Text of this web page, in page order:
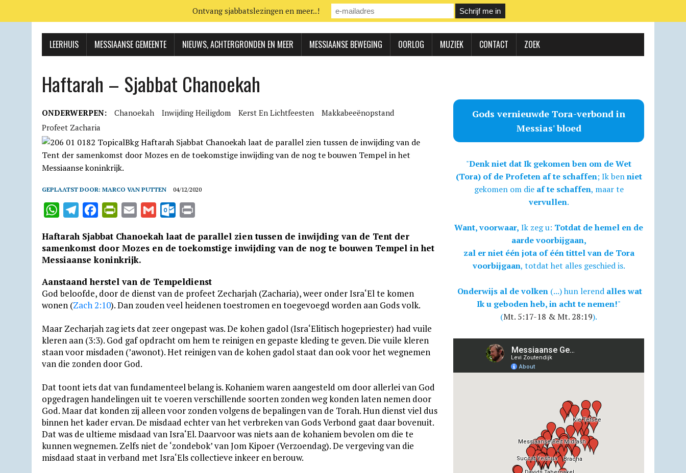
LEERHUIS MESSIAANSE GEMEENTE NIEUWS, ACHTERGRONDEN EN MEER MESSIAANSE BEWEGING OORLOG MUZIEK CONTACT ZOEK
Haftarah – Sjabbat Chanoekah
ONDERWERPEN: Chanoekah Inwijding Heiligdom Kerst En Lichtfeesten
Makkabeeënopstand
Profeet Zacharia
GEPLAATST DOOR: MARCO VAN PUTTEN 04/12/2020
W
a
t
A
p
T
l
e
r
a
c
e
o
o
i
n
F
r
e
d
y
a
i
a
t
o
k
c
o
Haftarah Sjabbat Chanoekah laat de parallel zien tussen de inwijding van de Tent der
samenkomst door Mozes en de toekomstige inwijding van de nog te bouwen Tempel in het
Messiaanse koninkrijk.
Aanstaand herstel van de Tempeldienst
God beloofde, door de dienst van de profeet Zecharjah (Zacharia), weer onder Isra‘El te komen
wonen (Zach 2:10). Dan zouden veel heidenen toestromen en toegevoegd worden aan Gods volk.
Maar Zecharjah zag iets dat zeer ongepast was. De kohen gadol (Isra‘Elitisch hogepriester) had vuile
kleren aan (3:3). God gaf opdracht om hem te reinigen en gepaste kleding te geven. Die vuile kleren
staan voor misdaden (’awonot). Het reinigen van de kohen gadol staat dan ook voor het wegnemen
van die zonden door God.
Dat toont iets dat van fundamenteel belang is. Kohaniem waren aangesteld om door allerlei van God
opgedragen handelingen uit te voeren verschillende soorten zonden weg konden laten nemen door
God. Maar dat konden zij alleen voor zonden volgens de bepalingen van de Torah. Hun dienst viel dus
binnen het kader ervan. De misdaad echter van het verbreken van Gods Verbond gaat daar bovenuit.
Dat was de ultieme misdaad van Isra‘El. Daarvoor was niets aan de kohaniem bevolen om die te
kunnen wegnemen. Zelfs niet de ‘zondebok’ van Jom Kipoer (Verzoendag). De vergeving van die
misdaad staat in verband met Isra‘Els collectieve inkeer en berouw.
Gods vernieuwde Tora-verbond in
Messias' bloed
"Denk niet dat Ik gekomen ben om de Wet
(Tora) of de Profeten af te schaffen; Ik benniet
gekomen om die af te schaffen, maar te
vervullen.
Want, voorwaar, Ik zeg u: Totdat de hemel en de
aarde voorbijgaan,
zal er niet één jota of één tittel van de Tora
voorbijgaan, totdat het alles geschied is.
Onderwijs al de volken (...) hun lerend alles wat
Ik u geboden heb, in acht te nemen!"
(Mt. 5:17-18 & Mt. 28:19).
Ontvang sjabbatslezingen en meer..!